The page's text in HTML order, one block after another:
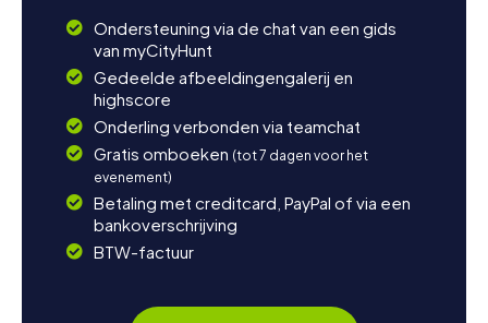
Ondersteuning via de chat van een gids
van myCityHunt
Gedeelde afbeeldingengalerij en
highscore
Onderling verbonden via teamchat
Gratis omboeken (tot 7 dagen voor het
evenement)
Betaling met creditcard, PayPal of via een
bankoverschrijving
BTW-factuur